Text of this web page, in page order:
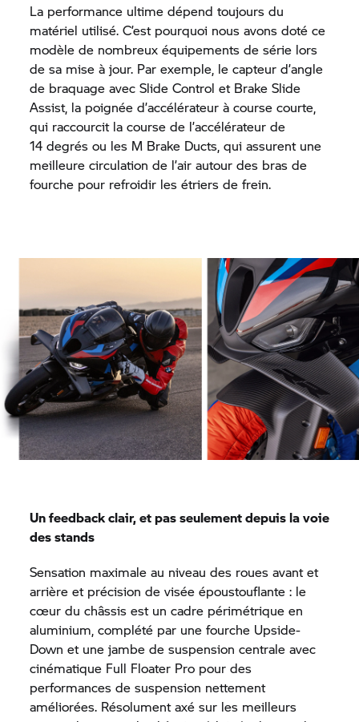
La performance ultime dépend toujours du
matériel utilisé. C’est pourquoi nous avons doté ce
modèle de nombreux équipements de série lors
de sa mise à jour. Par exemple, le capteur d’angle
de braquage avec Slide Control et Brake Slide
Assist, la poignée d’accélérateur à course courte,
qui raccourcit la course de l’accélérateur de
14 degrés ou les M Brake Ducts, qui assurent une
meilleure circulation de l’air autour des bras de
fourche pour refroidir les étriers de frein.
Un feedback clair, et pas seulement depuis la voie
des stands
Sensation maximale au niveau des roues avant et
arrière et précision de visée époustouflante : le
cœur du châssis est un cadre périmétrique en
aluminium, complété par une fourche Upside-
Down et une jambe de suspension centrale avec
cinématique Full Floater Pro pour des
performances de suspension nettement
améliorées. Résolument axé sur les meilleurs